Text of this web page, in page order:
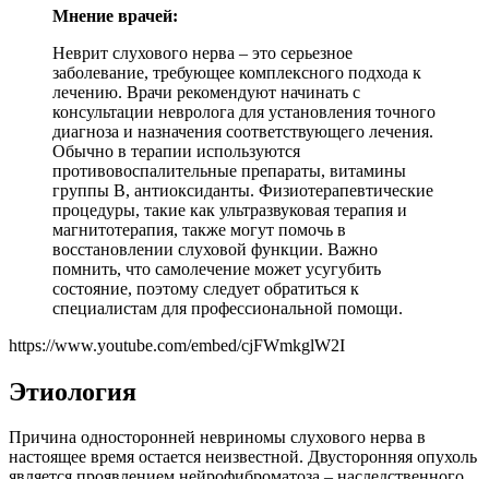
Мнение врачей:
Неврит слухового нерва – это серьезное
заболевание, требующее комплексного подхода к
лечению. Врачи рекомендуют начинать с
консультации невролога для установления точного
диагноза и назначения соответствующего лечения.
Обычно в терапии используются
противовоспалительные препараты, витамины
группы В, антиоксиданты. Физиотерапевтические
процедуры, такие как ультразвуковая терапия и
магнитотерапия, также могут помочь в
восстановлении слуховой функции. Важно
помнить, что самолечение может усугубить
состояние, поэтому следует обратиться к
специалистам для профессиональной помощи.
https://www.youtube.com/embed/cjFWmkglW2I
Этиология
Причина односторонней невриномы слухового нерва в
настоящее время остается неизвестной. Двусторонняя опухоль